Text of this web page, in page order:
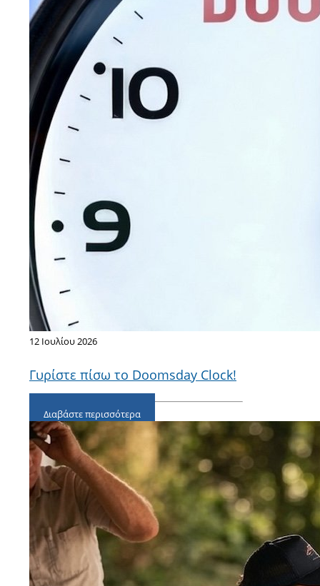
12 Ιουλίου 2026
Γυρίστε πίσω το Doomsday Clock!
Διαβάστε περισσότερα